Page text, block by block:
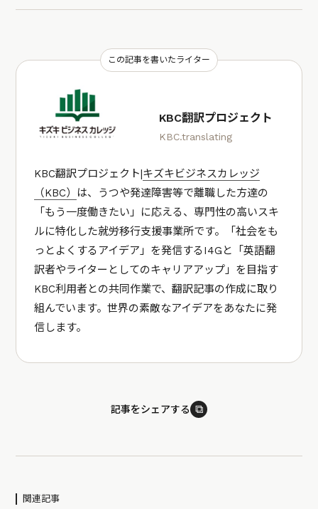
この記事を書いたライター
KBC翻訳プロジェクト
KBC.translating
KBC翻訳プロジェクト|キズキビジネスカレッジ
（KBC） は、うつや発達障害等で離職した方達の
「もう一度働きたい」に応える、専門性の高いスキ
ルに特化した就労移行支援事業所です。「社会をも
っとよくするアイデア」を発信するI4Gと「英語翻
訳者やライターとしてのキャリアアップ」を目指す
KBC利用者との共同作業で、翻訳記事の作成に取り
組んでいます。世界の素敵なアイデアをあなたに発
信します。
記事をシェアする ⧉
関連記事